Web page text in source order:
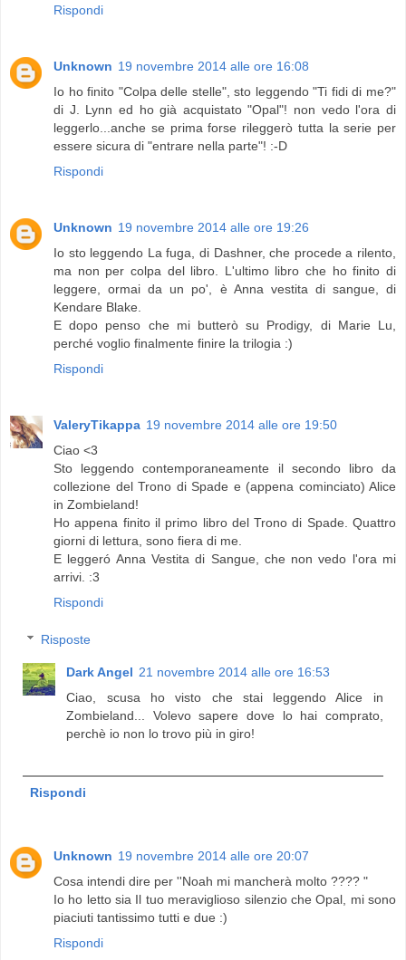
Rispondi
Unknown 19 novembre 2014 alle ore 16:08
Io ho finito "Colpa delle stelle", sto leggendo "Ti fidi di me?"
di J. Lynn ed ho già acquistato "Opal"! non vedo l'ora di
leggerlo...anche se prima forse rileggerò tutta la serie per
essere sicura di "entrare nella parte"! :-D
Rispondi
Unknown 19 novembre 2014 alle ore 19:26
Io sto leggendo La fuga, di Dashner, che procede a rilento,
ma non per colpa del libro. L'ultimo libro che ho finito di
leggere, ormai da un po', è Anna vestita di sangue, di
Kendare Blake.
E dopo penso che mi butterò su Prodigy, di Marie Lu,
perché voglio finalmente finire la trilogia :)
Rispondi
ValeryTikappa 19 novembre 2014 alle ore 19:50
Ciao <3
Sto leggendo contemporaneamente il secondo libro da
collezione del Trono di Spade e (appena cominciato) Alice
in Zombieland!
Ho appena finito il primo libro del Trono di Spade. Quattro
giorni di lettura, sono fiera di me.
E leggeró Anna Vestita di Sangue, che non vedo l'ora mi
arrivi. :3
Rispondi
Risposte
Dark Angel 21 novembre 2014 alle ore 16:53
Ciao, scusa ho visto che stai leggendo Alice in
Zombieland... Volevo sapere dove lo hai comprato,
perchè io non lo trovo più in giro!
Rispondi
Unknown 19 novembre 2014 alle ore 20:07
Cosa intendi dire per ''Noah mi mancherà molto ???? "
Io ho letto sia Il tuo meraviglioso silenzio che Opal, mi sono
piaciuti tantissimo tutti e due :)
Rispondi